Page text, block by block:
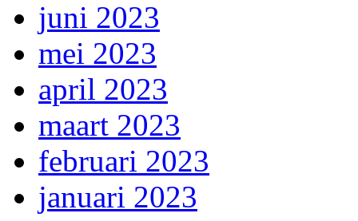
juni 2023
mei 2023
april 2023
maart 2023
februari 2023
januari 2023